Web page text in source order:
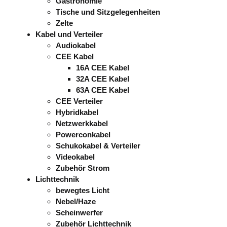
Tische und Sitzgelegenheiten
Zelte
Kabel und Verteiler
Audiokabel
CEE Kabel
16A CEE Kabel
32A CEE Kabel
63A CEE Kabel
CEE Verteiler
Hybridkabel
Netzwerkkabel
Powerconkabel
Schukokabel & Verteiler
Videokabel
Zubehör Strom
Lichttechnik
bewegtes Licht
Nebel/Haze
Scheinwerfer
Zubehör Lichttechnik